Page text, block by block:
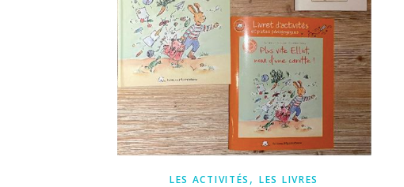
LES ACTIVITÉS ,LES LIVRES